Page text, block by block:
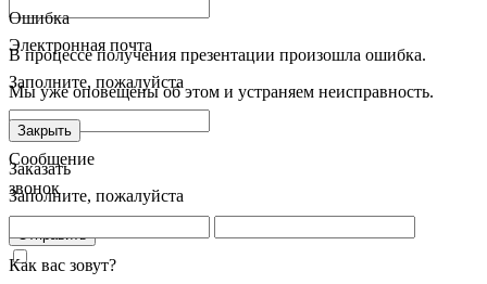
Электронная почта
Заполните, пожалуйста
Сообщение
Заполните, пожалуйста
Отправить
Ошибка
В процессе получения презентации произошла ошибка.
Мы уже оповещены об этом и устраняем неисправность.
Закрыть
Заказать
звонок
Как вас зовут?